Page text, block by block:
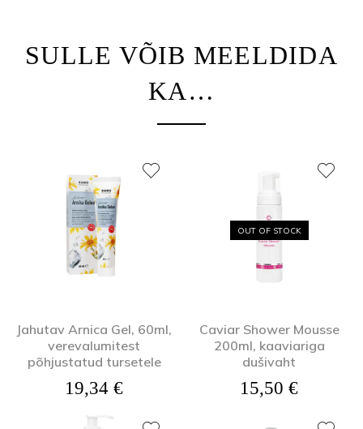
SULLE VÕIB MEELDIDA
KA…
Jahutav Arnica Gel, 60ml,
verevalumitest
põhjustatud tursetele
19,34 €
OUT OF STOCK
Caviar Shower Mousse
200ml, kaaviariga
dušivaht
15,50 €